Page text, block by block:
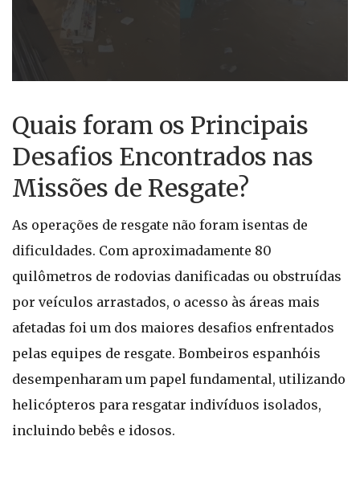
Quais foram os Principais
Desafios Encontrados nas
Missões de Resgate?
As operações de resgate não foram isentas de
dificuldades. Com aproximadamente 80
quilômetros de rodovias danificadas ou obstruídas
por veículos arrastados, o acesso às áreas mais
afetadas foi um dos maiores desafios enfrentados
pelas equipes de resgate. Bombeiros espanhóis
desempenharam um papel fundamental, utilizando
helicópteros para resgatar indivíduos isolados,
incluindo bebês e idosos.